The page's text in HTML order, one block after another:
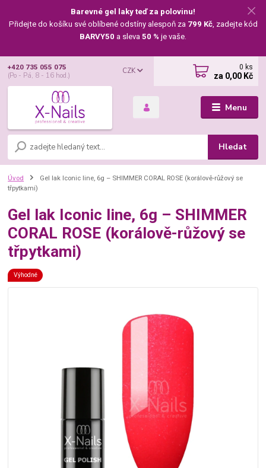
Barevné gel laky teď za polovinu!
Přidejte do košíku své oblíbené odstíny alespoň za 799 Kč, zadejte kód
BARVY50 a sleva 50 % je vaše.
Menu
CZK
Hledat
+420 735 055 075
(Po - Pá, 8 - 16 hod.)
0 ks
za 0,00 Kč
Úvod
Gel lak Iconic line, 6g – SHIMMER CORAL ROSE (korálově-růžový se
třpytkami)
Gel lak Iconic line, 6g – SHIMMER
CORAL ROSE (korálově-růžový se
třpytkami)
Výhodné